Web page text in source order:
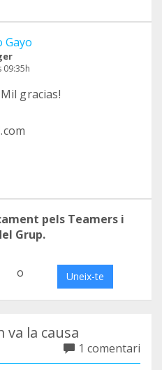
Gayo
09:35h
gracias!
pels Teamers i
Grup.
o Uneix-te
va la causa
1 comentari